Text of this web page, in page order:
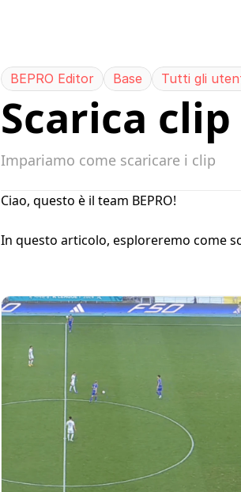
1
BEPRO Editor Base Tutti gli
Scarica clip
Impariamo come scaricare i clip
Ciao, questo è il team BEPRO!
In questo articolo, esploreremo come